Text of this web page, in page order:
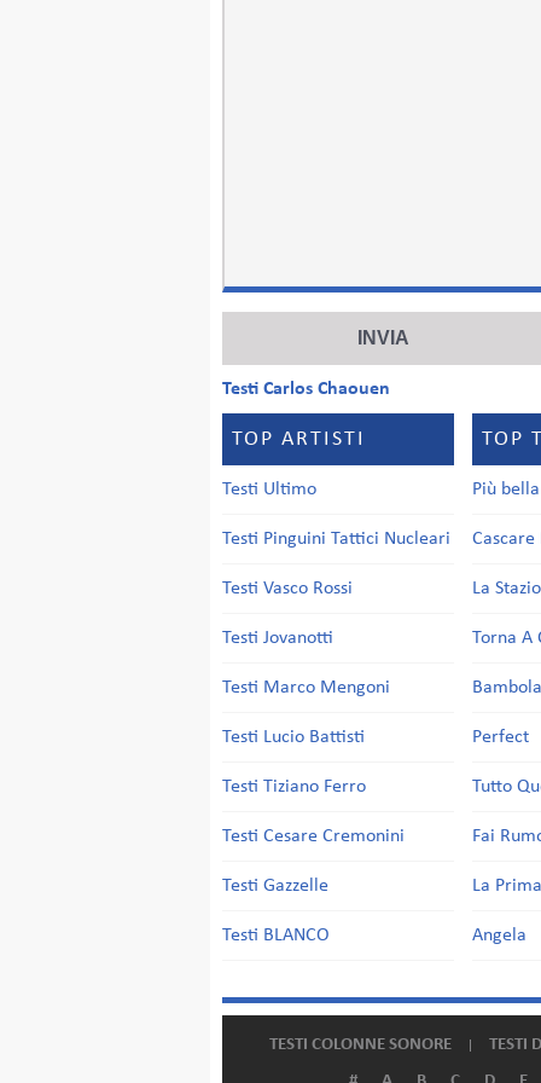
Testi Carlos Chaouen
TOP ARTISTI
Testi Ultimo
Testi Pinguini Tattici Nucleari
Testi Vasco Rossi
Testi Jovanotti
Testi Marco Mengoni
Testi Lucio Battisti
Testi Tiziano Ferro
Testi Cesare Cremonini
Testi Gazzelle
Testi BLANCO
TOP
Più
Cascare
La
Torna A
Bambola
Perfect
Tutto
Fai
La
Angela
TESTI COLONNE SONORE TESTI